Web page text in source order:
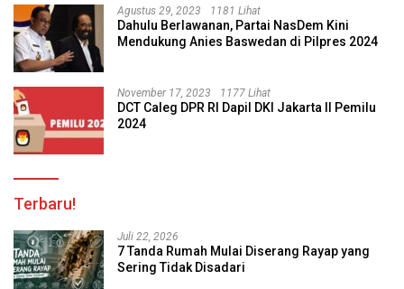
Agustus 29, 2023 1181 Lihat
Dahulu Berlawanan, Partai NasDem Kini
Mendukung Anies Baswedan di Pilpres 2024
November 17, 2023 1177 Lihat
DCT Caleg DPR RI Dapil DKI Jakarta II Pemilu
2024
Terbaru!
Juli 22, 2026
7 Tanda Rumah Mulai Diserang Rayap yang
Sering Tidak Disadari